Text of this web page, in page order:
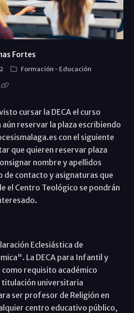
Fortes
Formación - Educación
cursar la DECA el curso
reservar la plaza escribiendo
con el siguiente
que quieren reservar plaza
nombre y apellidos
contacto y asignaturas que
el Centro Teológico se pondrán
Eclesiástica de
La DECA para Infantil y
requisito académico
titulación universitaria
ser profesor de Religión en
centro educativo público,